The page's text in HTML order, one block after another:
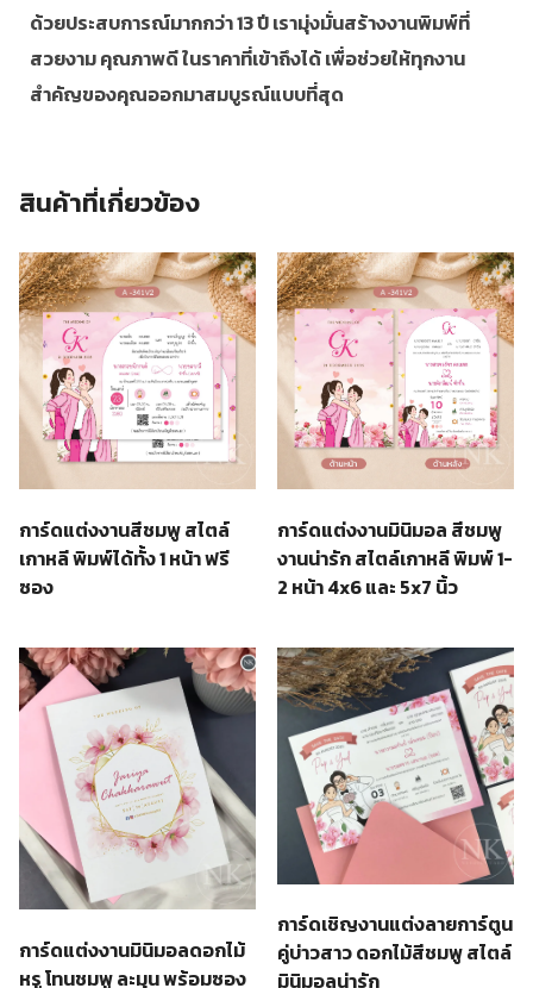
ด้วยประสบการณ์มากกว่า 13 ปี เรามุ่งมั่นสร้างงานพิมพ์ที่
สวยงาม คุณภาพดี ในราคาที่เข้าถึงได้ เพื่อช่วยให้ทุกงาน
สำคัญของคุณออกมาสมบูรณ์แบบที่สุด
สินค้าที่เกี่ยวข้อง
การ์ดแต่งงานสีชมพู สไตล์
เกาหลี พิมพ์ได้ทั้ง 1 หน้า ฟรี
ซอง
การ์ดแต่งงานมินิมอล สีชมพู
งานน่ารัก สไตล์เกาหลี พิมพ์ 1-
2 หน้า 4x6 และ 5x7 นิ้ว
การ์ดแต่งงานมินิมอลดอกไม้
หรู โทนชมพู ละมุน พร้อมซอง
การ์ดเชิญงานแต่งลายการ์ตูน
คู่บ่าวสาว ดอกไม้สีชมพู สไตล์
มินิมอลน่ารัก